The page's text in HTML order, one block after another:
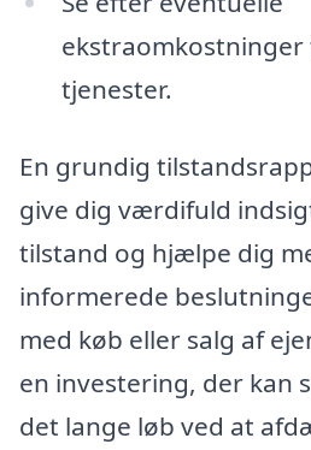
tjenester.
En grundig
give dig værdifuld
tilstand og hjælpe dig
informerede
med køb eller salg af
en investering, der kan
det lange løb ved at